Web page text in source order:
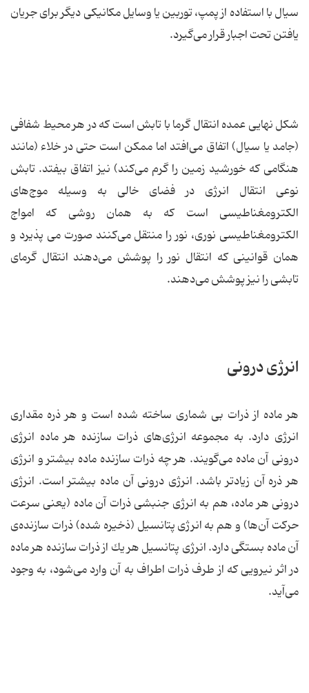
سیال با استفاده از پمپ، توربین یا وسایل مکانیکی دیگر برای جریان
یافتن تحت اجبار قرار می‌گیرد.
شکل نهایی عمده انتقال گرما با تابش است که در هر محیط شفافی
(جامد یا سیال) اتفاق می‌افتد اما ممکن است حتی در خلاء (مانند
هنگامی که خورشید زمین را گرم می‌کند) نیز اتفاق بیفتد. تابش
نوعی انتقال انرژی در فضای خالی به وسیله موج‌های
الکترومغناطیسی است که به همان روشی که امواج
الکترومغناطیسی نوری، نور را منتقل می‌کنند صورت می‌ پذیرد و
همان قوانینی که انتقال نور را پوشش می‌دهند انتقال گرمای
تابشی را نیز پوشش می‌دهند.
انرژی درونی
هر ماده از ذرات بی شماری ساخته شده است و هر ذره مقداری
انرژی دارد. به مجموعه انرژی‌های ذرات سازنده هر ماده انرژی
درونی آن ماده می‌گویند. هر چه ذرات سازنده ماده بیشتر و انرژی
هر ذره آن زیادتر باشد. انرژی درونی آن ماده بیشتر است. انرژی
درونی هر ماده، هم به انرژی جنبشی ذرات آن ماده (یعنی سرعت
حركت آن‌ها) و هم به انرژی پتانسیل (ذخیره شده) ذرات سازنده‌ی
آن ماده بستگی دارد. انرژی پتانسیل هر یك از ذرات سازنده هر ماده
در اثر نیرویی كه از طرف ذرات اطراف به آن وارد می‌شود، به وجود
می‌آید.